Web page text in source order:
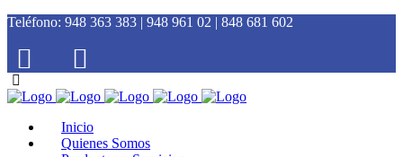
Teléfono: 948 363 383 | 948 961 02 | 848 681 602
Inicio
Quienes Somos